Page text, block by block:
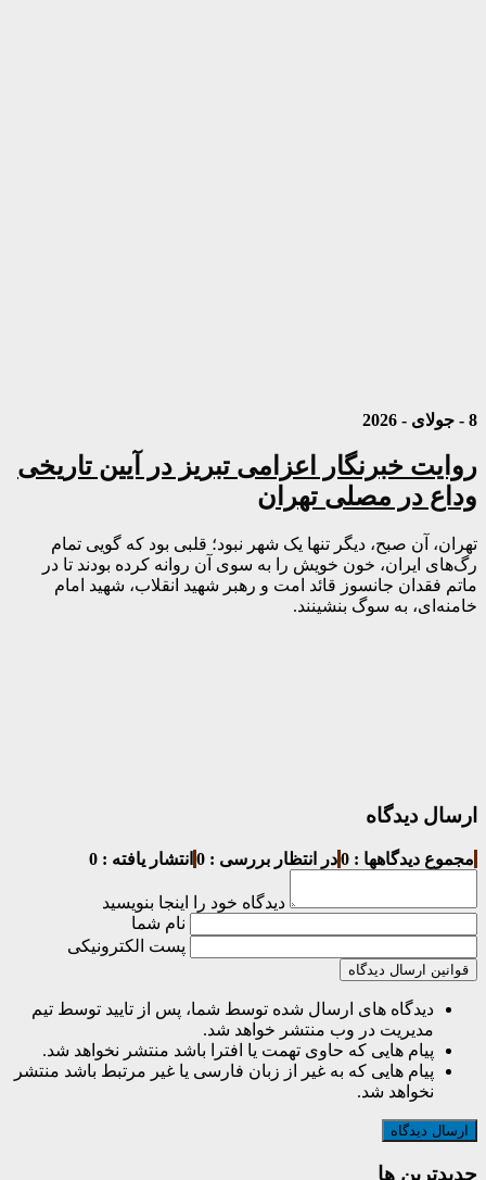
8 - جولای - 2026
روایت خبرنگار اعزامی تبریز در آیین تاریخی
وداع در مصلی تهران
تهران، آن صبح، دیگر تنها یک شهر نبود؛ قلبی بود که گویی تمام
رگ‌های ایران، خون خویش را به سوی آن روانه کرده بودند تا در
ماتم فقدان جانسوز قائد امت و رهبر شهید انقلاب، شهید امام
خامنه‌ای، به سوگ بنشینند.
ارسال دیدگاه
مجموع دیدگاهها : 0 در انتظار بررسی : 0 انتشار یافته : 0
دیدگاه خود را اینجا بنویسید
نام شما
پست الکترونیکی
قوانین ارسال دیدگاه
دیدگاه های ارسال شده توسط شما، پس از تایید توسط تیم
مدیریت در وب منتشر خواهد شد.
پیام هایی که حاوی تهمت یا افترا باشد منتشر نخواهد شد.
پیام هایی که به غیر از زبان فارسی یا غیر مرتبط باشد منتشر
نخواهد شد.
جديدترين ها